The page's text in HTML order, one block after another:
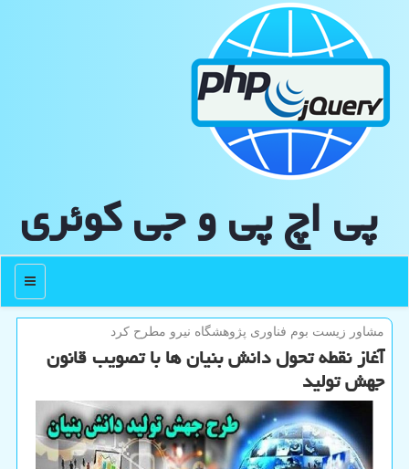
پی اچ پی و جی كوئری
منو
مشاور زیست بوم فناوری پژوهشگاه نیرو مطرح كرد
آغاز نقطه تحول دانش بنیان ها با تصویب قانون
جهش تولید